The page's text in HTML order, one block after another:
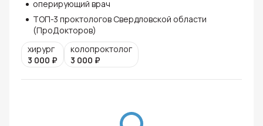
оперирующий врач
ТОП-3 проктологов Свердловской области
(ПроДокторов)
хирург
3 000 ₽
колопроктолог
3 000 ₽